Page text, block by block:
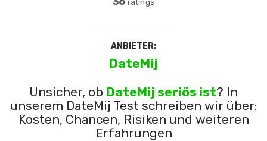
ratings
ANBIETER:
DateMij
Unsicher, ob DateMij seriös ist? In
unserem DateMij Test schreiben wir über:
Kosten, Chancen, Risiken und weiteren
Erfahrungen